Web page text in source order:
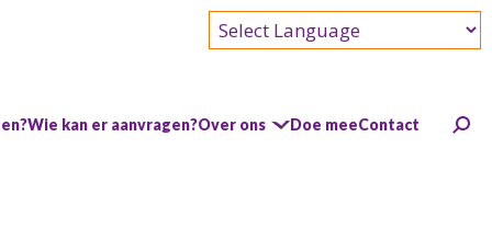
Powered by
Wie kan er aanvragen?Over ons Doe meeContact